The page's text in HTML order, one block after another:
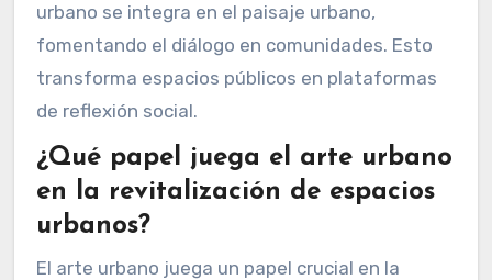
urbano se integra en el paisaje urbano,
fomentando el diálogo en comunidades. Esto
transforma espacios públicos en plataformas
de reflexión social.
¿Qué papel juega el arte urbano
en la revitalización de espacios
urbanos?
El arte urbano juega un papel crucial en la